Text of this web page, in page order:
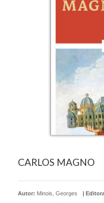
CARLOS MAGNO
Autor: Minois, Georges |